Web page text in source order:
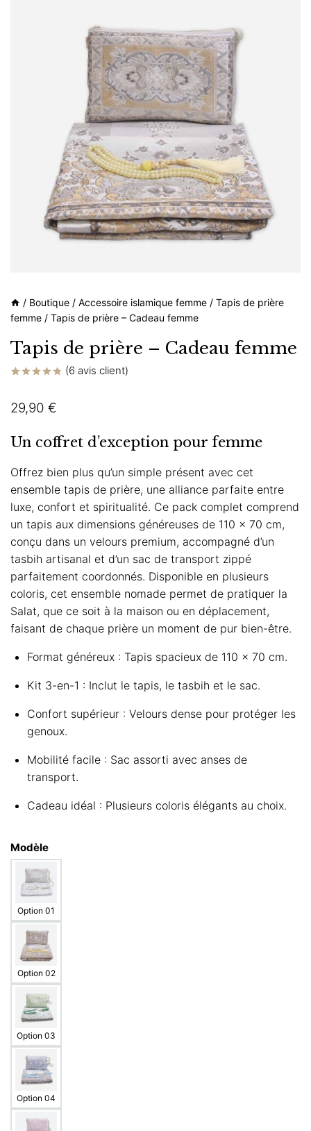
/ Boutique / Accessoire islamique femme / Tapis de prière
femme / Tapis de prière – Cadeau femme
Tapis de prière – Cadeau femme
sur
notations
(6 avis client)
29,90 €
Un coffret d’exception pour femme
Offrez bien plus qu’un simple présent avec cet
ensemble tapis de prière, une alliance parfaite entre
luxe, confort et spiritualité. Ce pack complet comprend
un tapis aux dimensions généreuses de 110 x 70 cm,
conçu dans un velours premium, accompagné d’un
tasbih artisanal et d’un sac de transport zippé
parfaitement coordonnés. Disponible en plusieurs
coloris, cet ensemble nomade permet de pratiquer la
Salat, que ce soit à la maison ou en déplacement,
faisant de chaque prière un moment de pur bien-être.
Format généreux : Tapis spacieux de 110 x 70 cm.
Kit 3-en-1 : Inclut le tapis, le tasbih et le sac.
Confort supérieur : Velours dense pour protéger les
genoux.
Mobilité facile : Sac assorti avec anses de
transport.
Cadeau idéal : Plusieurs coloris élégants au choix.
Modèle
Option 01
Option 02
Option 03
Option 04